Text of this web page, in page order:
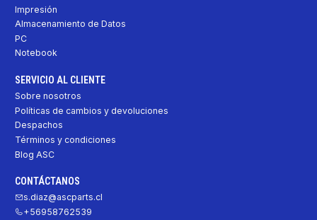
Impresión
Almacenamiento de Datos
PC
Notebook
SERVICIO AL CLIENTE
Sobre nosotros
Políticas de cambios y devoluciones
Despachos
Términos y condiciones
Blog ASC
CONTÁCTANOS
s.diaz@ascparts.cl
+56958762539